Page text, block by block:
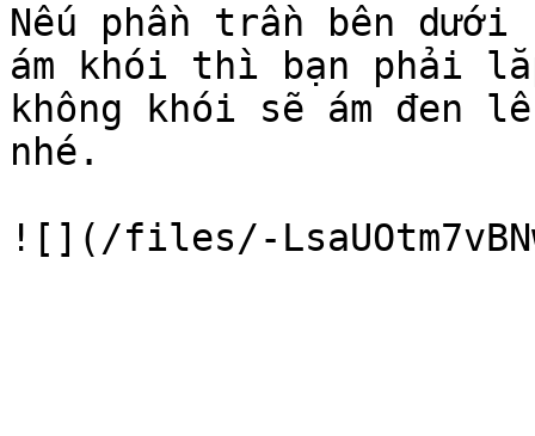
Nếu phần trần bên
ám khói thì bạn phải
không khói sẽ ám đen
nhé.